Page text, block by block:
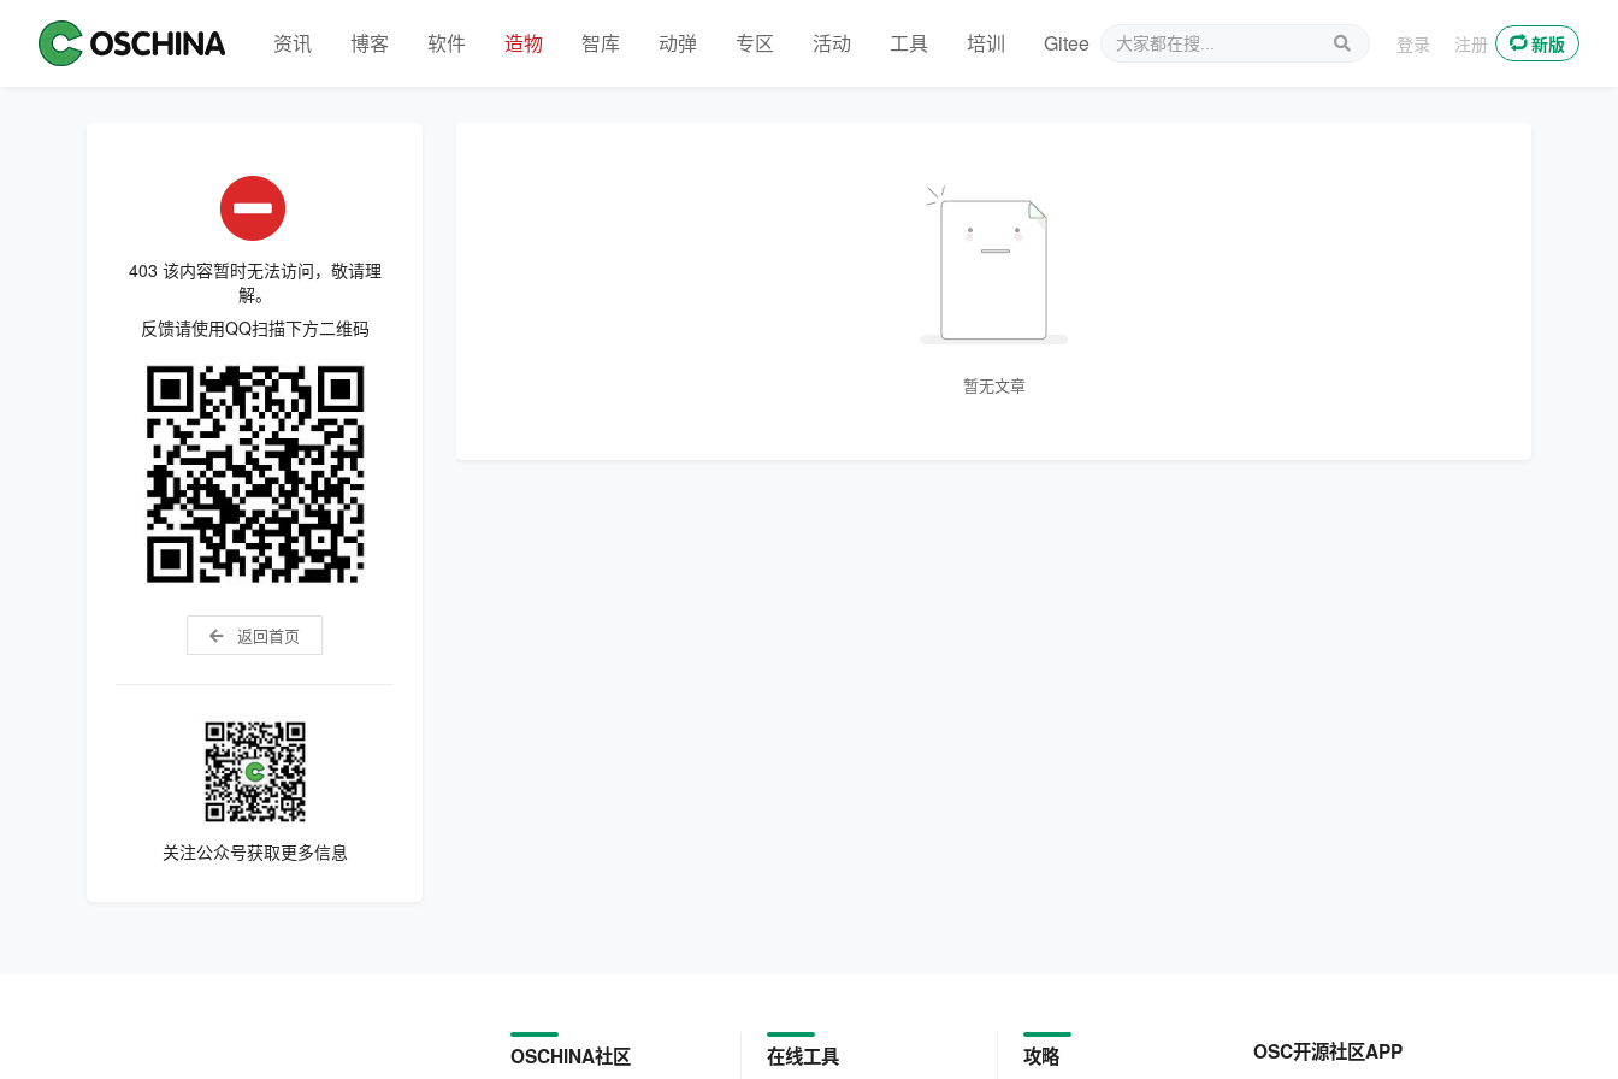
资讯 博客 软件 造物 智库 动弹 专区 活动 工具 培训 Gitee 新媒体 登录 注册 新版
403 该内容暂时无法访问，敬请理
解。
反馈请使用QQ扫描下方二维码
返回首页
关注公众号获取更多信息
暂无文章
OSCHINA社区 在线工具 攻略 OSC开源社区APP